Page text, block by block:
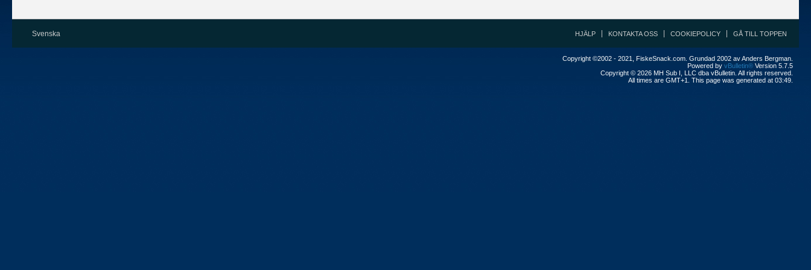
Svenska HJÄLP KONTAKTA OSS COOKIEPOLICY GÅ TILL TOPPEN
Copyright ©2002 - 2021, FiskeSnack.com. Grundad 2002 av Anders Bergman.
Powered by vBulletin® Version 5.7.5
Copyright © 2026 MH Sub I, LLC dba vBulletin. All rights reserved.
All times are GMT+1. This page was generated at 03:49.